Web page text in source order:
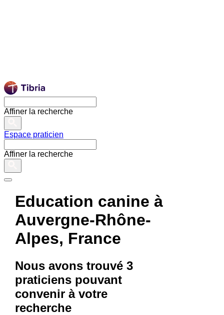
Affiner la recherche
Espace praticien
Affiner la recherche
Education canine à
Auvergne-Rhône-
Alpes, France
Nous avons trouvé 3
praticienspouvant
convenir à votre
recherche